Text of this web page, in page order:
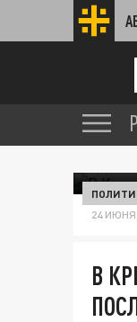
24 ИЮНЯ
В